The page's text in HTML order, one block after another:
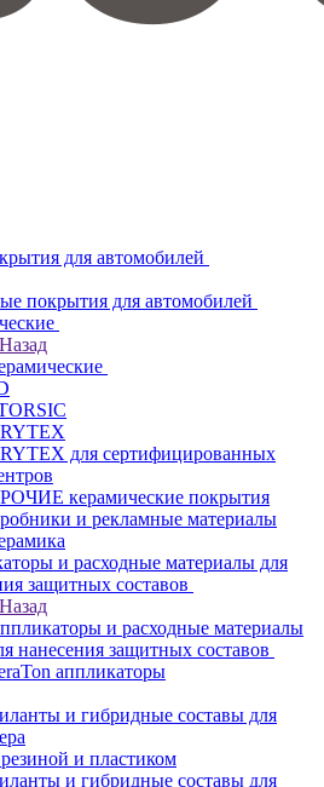
для автомобилей
покрытия для автомобилей
Назад
для сертифицированных
керамические покрытия
и рекламные материалы
и расходные материалы для
защитных составов
Назад
и расходные материалы
нанесения защитных составов
аппликаторы
и гибридные составы для
и пластиком
и гибридные составы для